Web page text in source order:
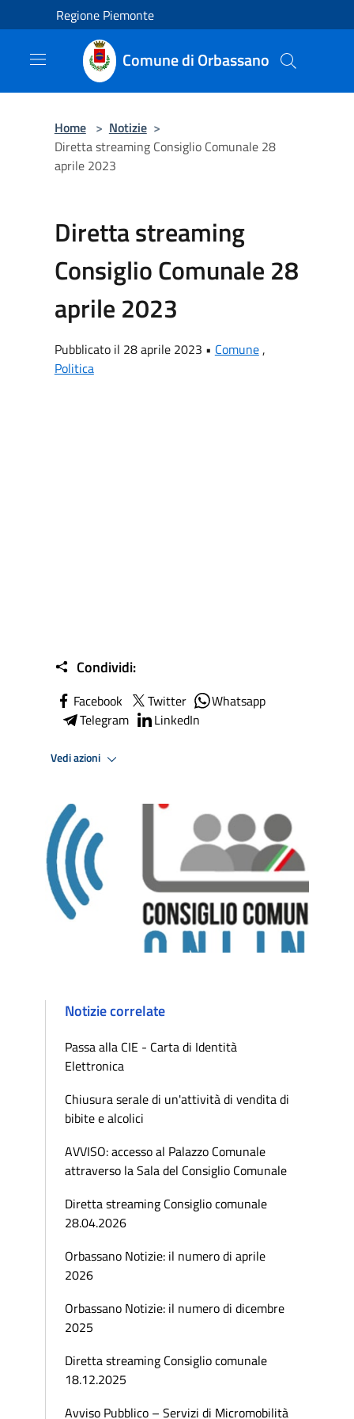
Salta al contenuto principale
Regione Piemonte
Comune di Orbassano
Home > Notizie >
Diretta streaming Consiglio Comunale 28
aprile 2023
Diretta streaming
Consiglio Comunale 28
aprile 2023
Pubblicato il 28 aprile 2023 • Comune,
Politica
Condividi:
Facebook Twitter
Whatsapp
Telegram
LinkedIn
Vedi azioni
Notizie correlate
Passa alla CIE - Carta di Identità
Elettronica
Chiusura serale di un'attività di vendita di
bibite e alcolici
AVVISO: accesso al Palazzo Comunale
attraverso la Sala del Consiglio Comunale
Diretta streaming Consiglio comunale
28.04.2026
Orbassano Notizie: il numero di aprile
2026
Orbassano Notizie: il numero di dicembre
2025
Diretta streaming Consiglio comunale
18.12.2025
Avviso Pubblico – Servizi di Micromobilità